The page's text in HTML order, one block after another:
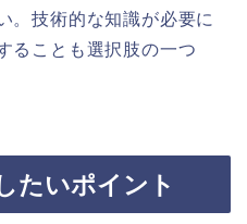
。技術的な知識が必要に
ることも選択肢の一つ
たいポイント